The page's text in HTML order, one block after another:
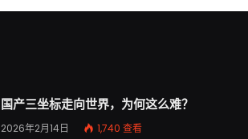
国产三坐标走向世界，为何这么难？
2026年2月14日 1,740 查看